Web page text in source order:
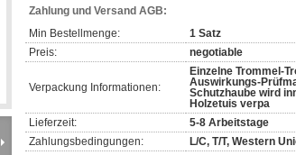
Zahlung und Versand AGB:
Min Bestellmenge:
1 Satz
Preis:
negotiable
Verpackung Informationen:
Einzelne Trommel-
Auswirkungs-
Schutzhaube wird
Holzetuis verpa
Lieferzeit:
5-8 Arbeitstage
Zahlungsbedingungen:
L/C, T/T, Western